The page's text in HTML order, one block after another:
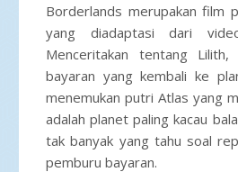
Borderlands merupakan film
yang diadaptasi dari
Menceritakan tentang
bayaran yang kembali ke
menemukan putri Atlas yang
adalah planet paling kacau
tak banyak yang tahu soal
pemburu bayaran.